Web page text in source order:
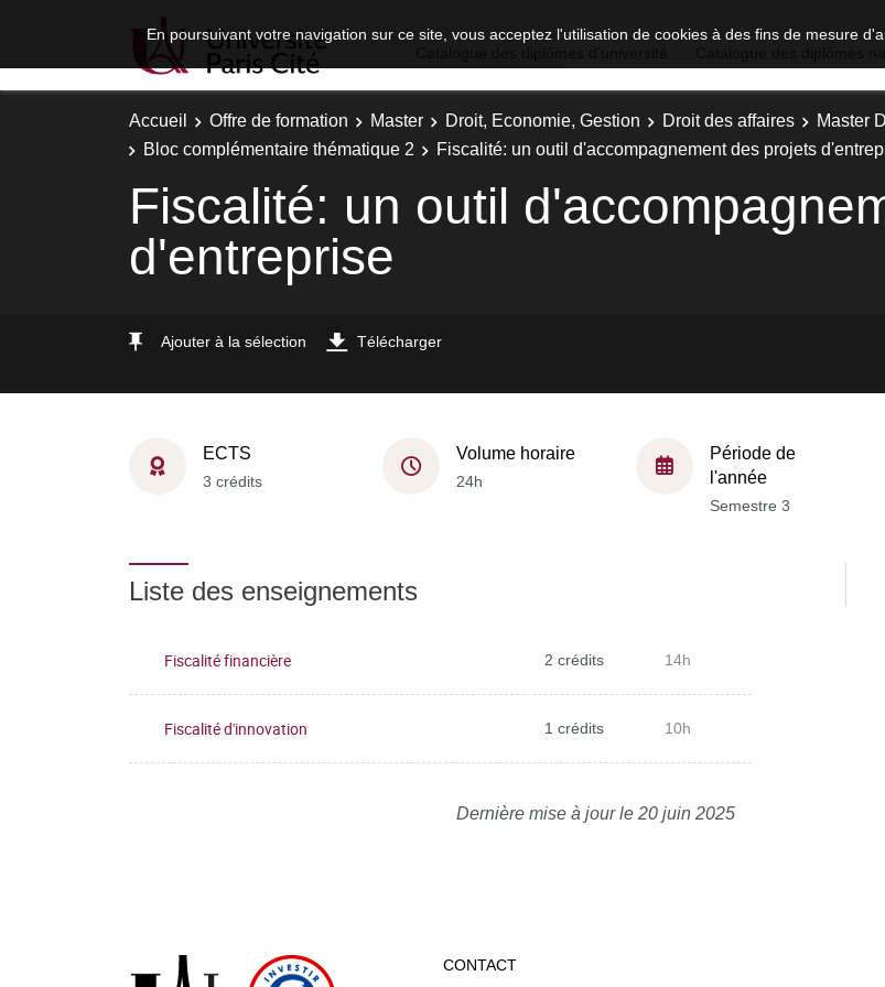
En poursuivant votre navigation sur ce site, vous acceptez l'utilisation de cookies à des fins de mesure
Accueil Offre de formation Master Droit, Economie, Gestion Droit des affaires
Master
Bloc complémentaire thématique 2
Fiscalité: un outil d'accompagnement des projets
Fiscalité: un outil
d'entreprise
Ajouter à la sélection Télécharger
ECTS
3 crédits
Volume horaire
24h
Période de
l'année
Semestre 3
Liste des enseignements
Fiscalité financière 2 crédits 14h
Fiscalité d'innovation 1 crédits 10h
Dernière mise à jour le 20 juin 2025
CONTACT